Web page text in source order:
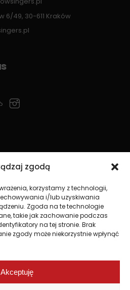
zgodą
korzystamy z technologii,
i/lub uzyskiwania
Zgoda na te technologie
takie jak zachowanie podczas
na tej stronie. Brak
zgody może niekorzystnie wpłynąć
Akceptuję
6/49, 30-611 Kraków